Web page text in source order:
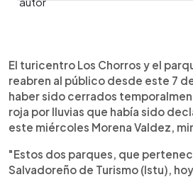
Escuchar artículo
El turicentro Los Chorros y el
reabren al público desde este 7
haber sido cerrados
roja por lluvias que había sido
este miércoles Morena Valdez,
"Estos dos parques, que
Salvadoreño de Turismo (Istu),